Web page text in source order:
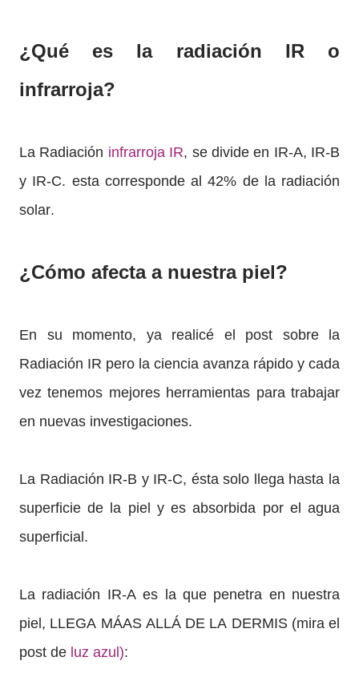
¿Qué es la radiación IR o
infrarroja?
La Radiación infrarroja IR, se divide en IR-A, IR-B
y IR-C. esta corresponde al 42% de la radiación
solar.
¿Cómo afecta a nuestra piel?
En su momento, ya realicé el post sobre la
Radiación IR pero la ciencia avanza rápido y cada
vez tenemos mejores herramientas para trabajar
en nuevas investigaciones.
La Radiación IR-B y IR-C, ésta solo llega hasta la
superficie de la piel y es absorbida por el agua
superficial.
La radiación IR-A es la que penetra en nuestra
piel, LLEGA MÁAS ALLÁ DE LA DERMIS (mira el
post de luz azul):